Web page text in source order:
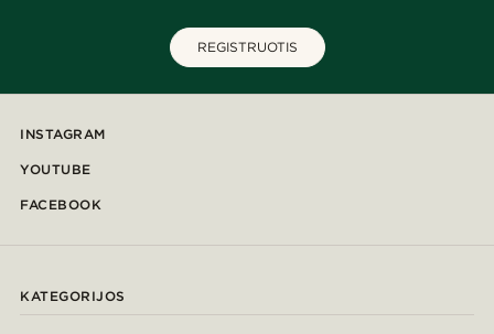
REGISTRUOTIS
INSTAGRAM
YOUTUBE
FACEBOOK
KATEGORIJOS